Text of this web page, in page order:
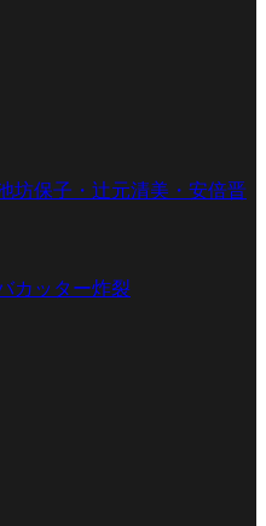
坊保子・辻元清美・安倍晋
カッター炸裂